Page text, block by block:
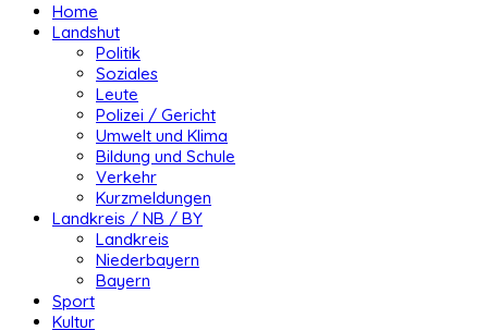
Home
Landshut
Politik
Soziales
Leute
Polizei / Gericht
Umwelt und Klima
Bildung und Schule
Verkehr
Kurzmeldungen
Landkreis / NB / BY
Landkreis
Niederbayern
Bayern
Sport
Kultur